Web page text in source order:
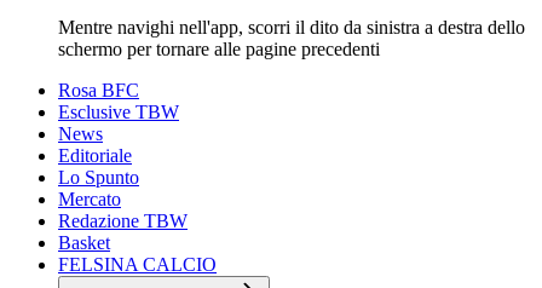
Mentre navighi nell'app, scorri il dito da sinistra a destra dello
schermo per tornare alle pagine precedenti
Rosa BFC
Esclusive TBW
News
Editoriale
Lo Spunto
Mercato
Redazione TBW
Basket
FELSINA CALCIO